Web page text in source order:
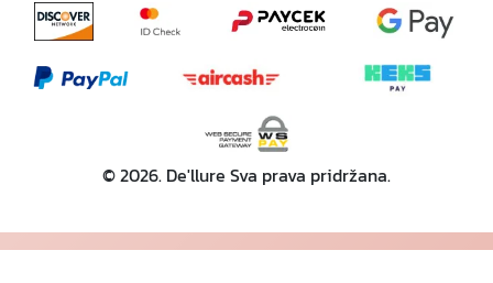
© 2026. De'llure Sva prava pridržana.